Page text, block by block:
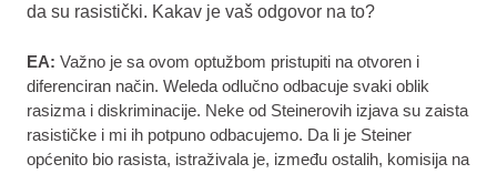
da su rasistički. Kakav je vaš odgovor na to?
EA: Važno je sa ovom optužbom pristupiti na otvoren i
diferenciran način. Weleda odlučno odbacuje svaki oblik
rasizma i diskriminacije. Neke od Steinerovih izjava su zaista
rasističke i mi ih potpuno odbacujemo. Da li je Steiner
općenito bio rasista, istraživala je, između ostalih, komisija na